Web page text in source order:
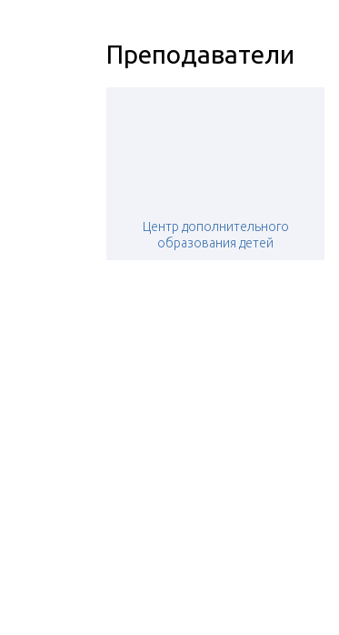
Преподаватели
Центр дополнительного
образования детей